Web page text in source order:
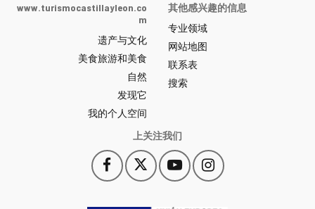
y
León
网
站
门
户
-
www.turismocastillayleon.co
m
遗产与文化
美食旅游和美食
自然
发现它
我的个人空间
其他感兴趣的信息
专业领域
网站地图
联系表
搜索
上关注我们
Facebook
此
链
此
链
YouTube
此
链
Instagram
此
链